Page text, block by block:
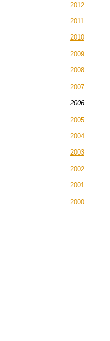
2012
2011
2010
2009
2008
2007
2006
2005
2004
2003
2002
2001
2000